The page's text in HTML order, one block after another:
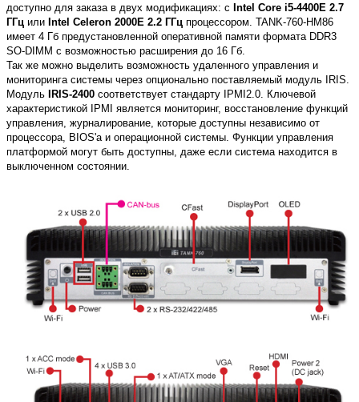
доступно для заказа в двух модификациях: с Intel Core i5-4400E 2.7
ГГц или Intel Celeron 2000E 2.2 ГГц процессором. TANK-760-HM86
имеет 4 Гб предустановленной оперативной памяти формата DDR3
SO-DIMM с возможностью расширения до 16 Гб.
Так же можно выделить возможность удаленного управления и
мониторинга системы через опционально поставляемый модуль IRIS.
Модуль
IRIS-2400 соответствует стандарту IPMI2.0. Ключевой
характеристикой IPMI является мониторинг, восстановление функций
управления, журналирование, которые доступны независимо от
процессора, BIOS'a и операционной системы. Функции управления
платформой могут быть доступны, даже если система находится в
выключенном состоянии.